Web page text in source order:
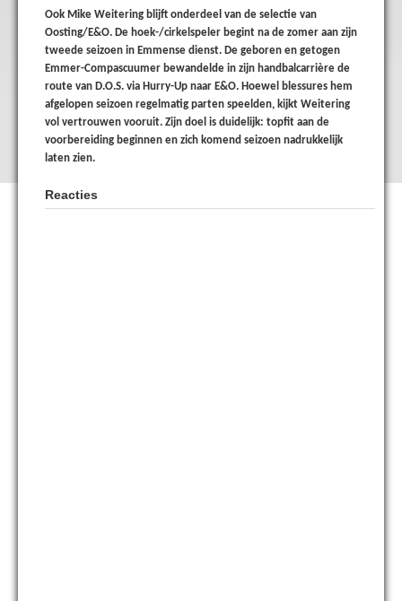
Ook Mike Weitering blijft onderdeel van de selectie van
Oosting/E&O. De hoek-/cirkelspeler begint na de zomer aan zijn
tweede seizoen in Emmense dienst. De geboren en getogen
Emmer-Compascuumer bewandelde in zijn handbalcarrière de
route van D.O.S. via Hurry-Up naar E&O. Hoewel blessures hem
afgelopen seizoen regelmatig parten speelden, kijkt Weitering
vol vertrouwen vooruit. Zijn doel is duidelijk: topfit aan de
voorbereiding beginnen en zich komend seizoen nadrukkelijk
laten zien.
Reacties